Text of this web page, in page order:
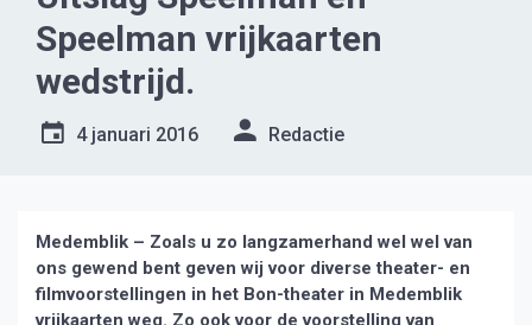
Speelman vrijkaarten
wedstrijd.
4 januari 2016 Redactie
Medemblik – Zoals u zo langzamerhand wel wel van
ons gewend bent geven wij voor diverse theater- en
filmvoorstellingen in het Bon-theater in Medemblik
vrijkaarten weg. Zo ook voor de voorstelling van